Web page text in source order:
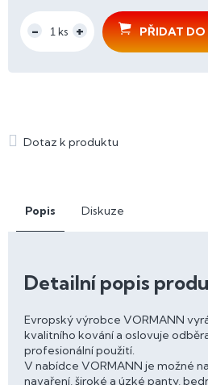
cena:
PŘIDAT DO
Popis Diskuze
Detailní popis
Evropský výrobce VORMANN
kvalitního kování a oslovuje
profesionální použití.
V nabídce VORMANN je možné
navaření, široké a úzké panty,